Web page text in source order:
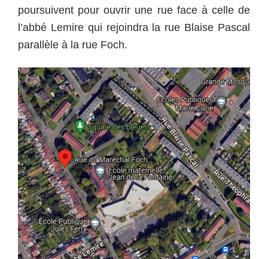
poursuivent pour ouvrir une rue face à celle de
l’abbé Lemire qui rejoindra la rue Blaise Pascal
parallèle à la rue Foch.